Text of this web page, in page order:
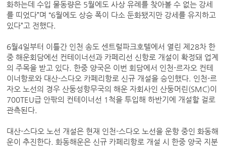
화하는데 수입 물동량은 5월에도 사상 유례를 찾아볼 수 없는 강세
를 띠었다”며 “6월에도 상승 폭이 다소 둔화됐지만 강세를 유지하고
있다”고 전했다.
6월4일부터 이틀간 인천 송도 센트럴파크호텔에서 열린 제28차 한
중 해운회담에선 컨테이너선과 카페리선 신항로 개설이 확정돼 업계
의 주목을 받고 있다. 한중 양국은 이번 회담에서 인천-르자오 컨테
이너항로와 대산-스다오 카페리항로 신규 개설을 승인했다. 인천-르
자오 노선의 경우 산둥성항무국의 해운 자회사인 산둥머린(SMC)이
700TEU급 안팎의 컨테이너선 1척을 투입해 하반기에 개설할 걸로
관측된다.
대산-스다오 노선 개설은 현재 인천-스다오 노선을 운항 중인 화동해
운이 추진한다. 화동해운은 신규 카페리항로 개설 시 한중 양국 지분